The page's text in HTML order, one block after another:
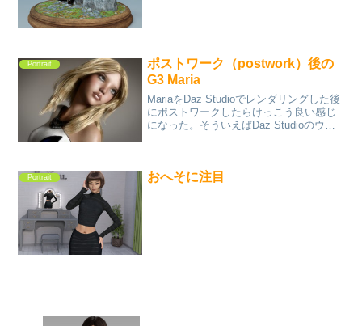
Portrait
ポストワーク（postwork）後の
G3 Maria
MariaをDaz Studioでレンダリングした後
にポストワークしたらけっこう良い感じ
になった。そういえばDaz Studioのウェ
Portrait おへそに注目